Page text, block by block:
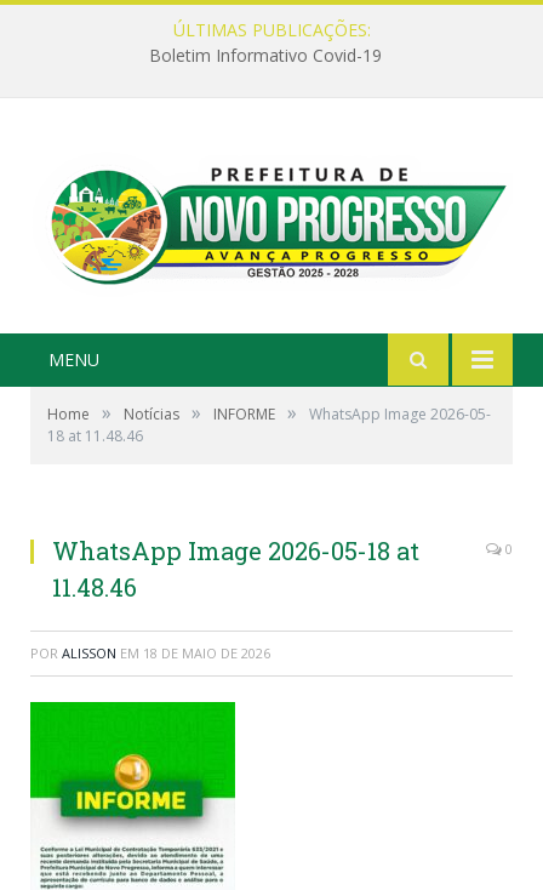
ÚLTIMAS PUBLICAÇÕES:
Boletim Informativo Covid-19
MENU
Home » Notícias » INFORME »
WhatsApp Image 2026-05-
18 at 11.48.46
WhatsApp Image 2026-05-18 at
11.48.46
0
POR ALISSON EM 18 DE MAIO DE 2026